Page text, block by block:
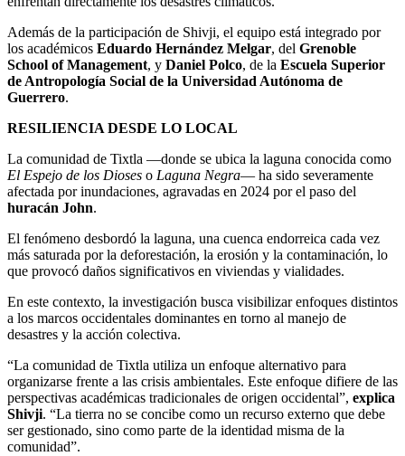
Además de la participación de Shivji, el equipo está integrado por
los académicos Eduardo Hernández Melgar, del Grenoble
School of Management, y Daniel Polco, de la Escuela Superior
de Antropología Social de la Universidad Autónoma de
Guerrero.
RESILIENCIA DESDE LO LOCAL
La comunidad de Tixtla —donde se ubica la laguna conocida como
El Espejo de los Dioses o Laguna Negra— ha sido severamente
afectada por inundaciones, agravadas en 2024 por el paso del
huracán John.
El fenómeno desbordó la laguna, una cuenca endorreica cada vez
más saturada por la deforestación, la erosión y la contaminación, lo
que provocó daños significativos en viviendas y vialidades.
En este contexto, la investigación busca visibilizar enfoques distintos
a los marcos occidentales dominantes en torno al manejo de
desastres y la acción colectiva.
“La comunidad de Tixtla utiliza un enfoque alternativo para
organizarse frente a las crisis ambientales. Este enfoque difiere de las
perspectivas académicas tradicionales de origen occidental”, explica
Shivji. “La tierra no se concibe como un recurso externo que debe
ser gestionado, sino como parte de la identidad misma de la
comunidad”.